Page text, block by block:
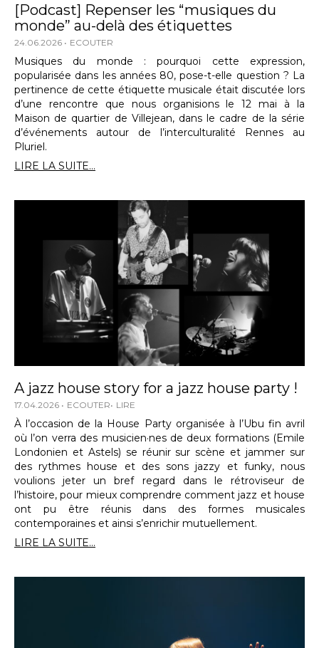
[Podcast] Repenser les “musiques du
monde” au-delà des étiquettes
24.06.2026 ECOUTER
Musiques du monde : pourquoi cette expression,
popularisée dans les années 80, pose-t-elle question ? La
pertinence de cette étiquette musicale était discutée lors
d’une rencontre que nous organisions le 12 mai à la
Maison de quartier de Villejean, dans le cadre de la série
d’événements autour de l’interculturalité Rennes au
Pluriel.
LIRE LA SUITE...
A jazz house story for a jazz house party !
17.04.2026 ECOUTER LIRE
À l’occasion de la House Party organisée à l’Ubu fin avril
où l’on verra des musicien·nes de deux formations (Emile
Londonien et Astels) se réunir sur scène et jammer sur
des rythmes house et des sons jazzy et funky, nous
voulions jeter un bref regard dans le rétroviseur de
l’histoire, pour mieux comprendre comment jazz et house
ont pu être réunis dans des formes musicales
contemporaines et ainsi s’enrichir mutuellement.
LIRE LA SUITE...